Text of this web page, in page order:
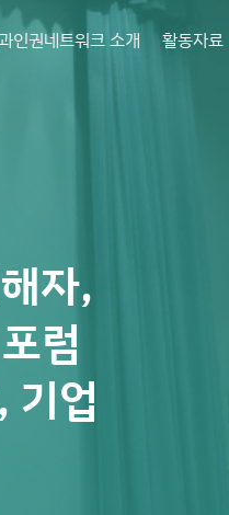
인권네트워크 소개 활동자료
자,
럼
기업